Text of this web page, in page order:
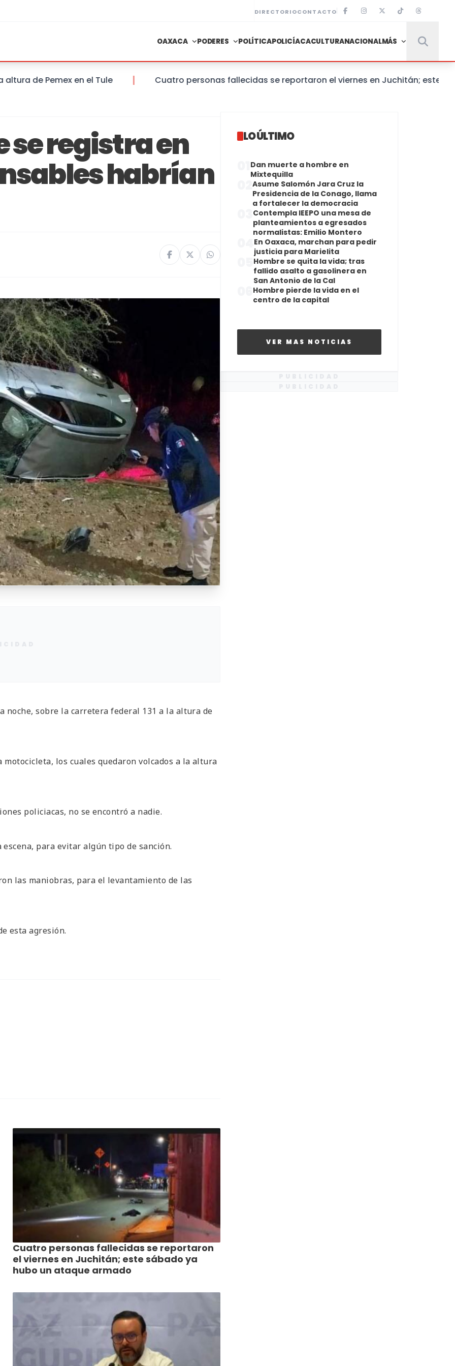
DIRECTORIOCONTACTO
OAXACA PODERES POLÍTICAPOLICÍACACULTURANACIONALMÁS
de Pemex en el Tule Cuatro personas fallecidas se reportaron el viernes en Juchitán; este
se registra en
habrían
sobre la carretera federal 131 a la altura de
los cuales quedaron volcados a la altura
policiacas, no se encontró a nadie.
para evitar algún tipo de sanción.
las maniobras, para el levantamiento de las
esta agresión.
Cuatro personas fallecidas se reportaron
el viernes en Juchitán; este sábado ya
hubo un ataque armado
LO ÚLTIMO
Dan muerte a hombre en
Mixtequilla
Asume Salomón Jara Cruz la
Presidencia de la Conago, llama
a fortalecer la democracia
Contempla IEEPO una mesa de
planteamientos a egresados
normalistas: Emilio Montero
En Oaxaca, marchan para pedir
justicia para Marielita
Hombre se quita la vida; tras
fallido asalto a gasolinera en
San Antonio de la Cal
Hombre pierde la vida en el
centro de la capital
VER MAS NOTICIAS